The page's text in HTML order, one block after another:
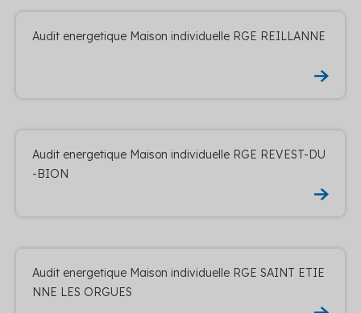
Audit energetique Maison individuelle RGE REILLANNE
Audit energetique Maison individuelle RGE REVEST-DU
-BION
Audit energetique Maison individuelle RGE SAINT ETIE
NNE LES ORGUES